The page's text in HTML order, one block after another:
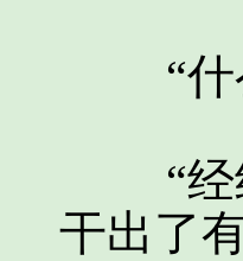
“什
“经纪
干出了